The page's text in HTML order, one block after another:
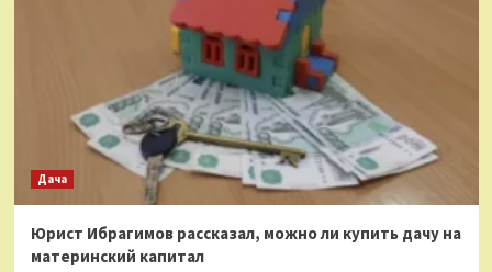
Дача
Юрист Ибрагимов рассказал, можно ли купить дачу на
материнский капитал